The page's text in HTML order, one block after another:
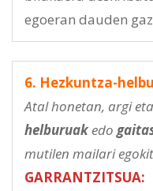
egoeran dauden
6. Hezkuntza-
Atal honetan, argi
helburuak edo
mutilen mailari
GARRANTZITSUA: